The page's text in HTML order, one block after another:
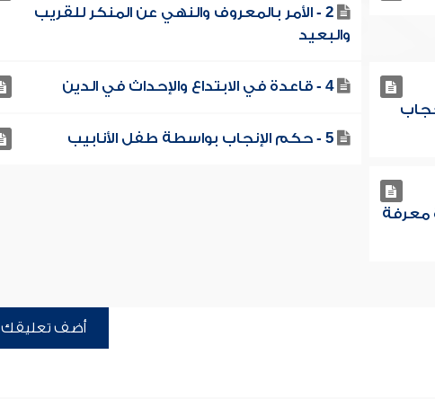
2 - الأمر بالمعروف والنهي عن المنكر للقريب
والبعيد
4 - قاعدة في الابتداع والإحداث في الدين
5 - حكم الإنجاب بواسطة طفل الأنابيب
معرفة
أضف تعليقك